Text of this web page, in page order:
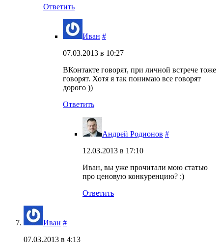
Ответить
Иван #
07.03.2013 в 10:27
ВКонтакте говорят, при личной встрече тоже
говорят. Хотя я так понимаю все говорят
дорого ))
Ответить
Андрей Родионов #
12.03.2013 в 17:10
Иван, вы уже прочитали мою статью
про ценовую конкуренцию? :)
Ответить
Иван #
07.03.2013 в 4:13